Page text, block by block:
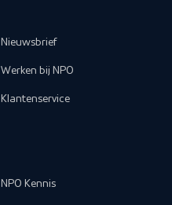
Nieuwsbrief
Werken bij NPO
Klantenservice
NPO Kennis